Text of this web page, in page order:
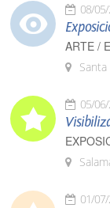
08/
ARTE /
05/
01/